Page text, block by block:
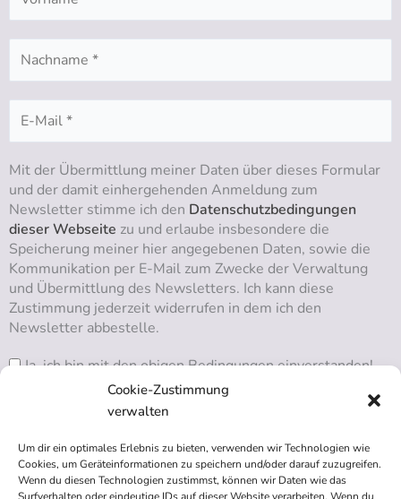
Cookie-Zustimmung
verwalten
Um dir ein optimales Erlebnis zu bieten, verwenden wir Technologien wie
Cookies, um Geräteinformationen zu speichern und/oder darauf zuzugreifen.
Wenn du diesen Technologien zustimmst, können wir Daten wie das
Mit der Übermittlung meiner Daten über dieses Formular
und der damit einhergehenden Anmeldung zum
Newsletter stimme ich den Datenschutzbedingungen
dieser Webseite zu und erlaube insbesondere die
Speicherung meiner hier angegebenen Daten, sowie die
Kommunikation per E-Mail zum Zwecke der Verwaltung
und Übermittlung des Newsletters. Ich kann diese
Zustimmung jederzeit widerrufen in dem ich den
Newsletter abbestelle.
Ja, ich bin mit den obigen Bedingungen einverstanden!
RSS ABONNIEREN